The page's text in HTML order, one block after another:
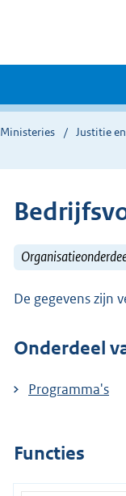
Ministeries Justitie
De gegevens zijn
Onderdeel
Programma's
Functies